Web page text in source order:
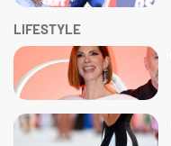
LIFESTYLE